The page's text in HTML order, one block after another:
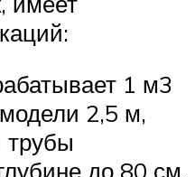
1 м3
2,5 м,
трубы
до 80 см.